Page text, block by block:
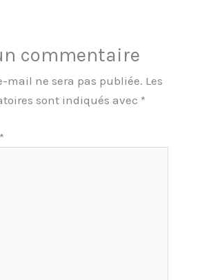
commentaire
mail ne sera pas publiée. Les
sont indiqués avec *
*